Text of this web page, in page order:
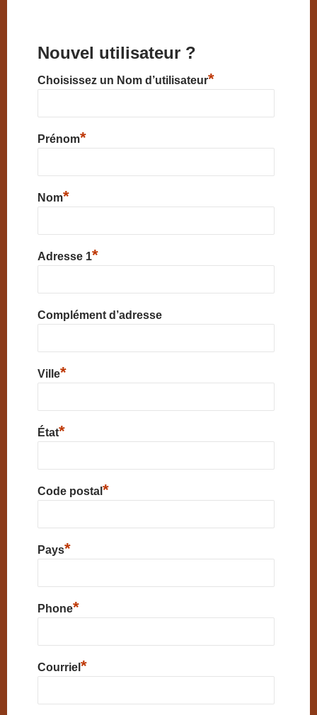
Nouvel utilisateur ?
Choisissez un Nom d’utilisateur*
Prénom*
Nom*
Adresse 1*
Complément d’adresse
Ville*
État*
Code postal *
Pays*
Phone*
Courriel *